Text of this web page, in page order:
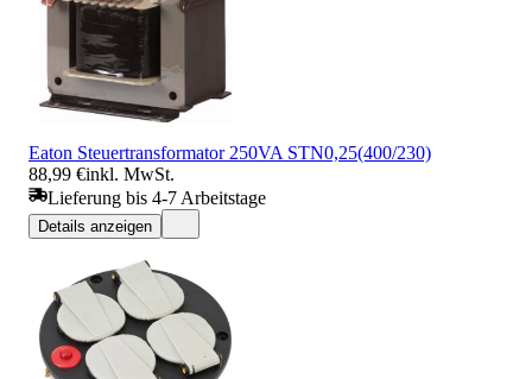
Eaton Steuertransformator 250VA STN0,25(400/230)
88,99 €inkl. MwSt.
Lieferung bis 4-7 Arbeitstage
Details anzeigen